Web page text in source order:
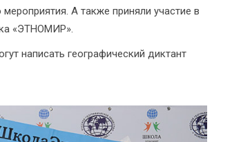
А также приняли участие в
«ЭТНОМИР».
написать географический диктант